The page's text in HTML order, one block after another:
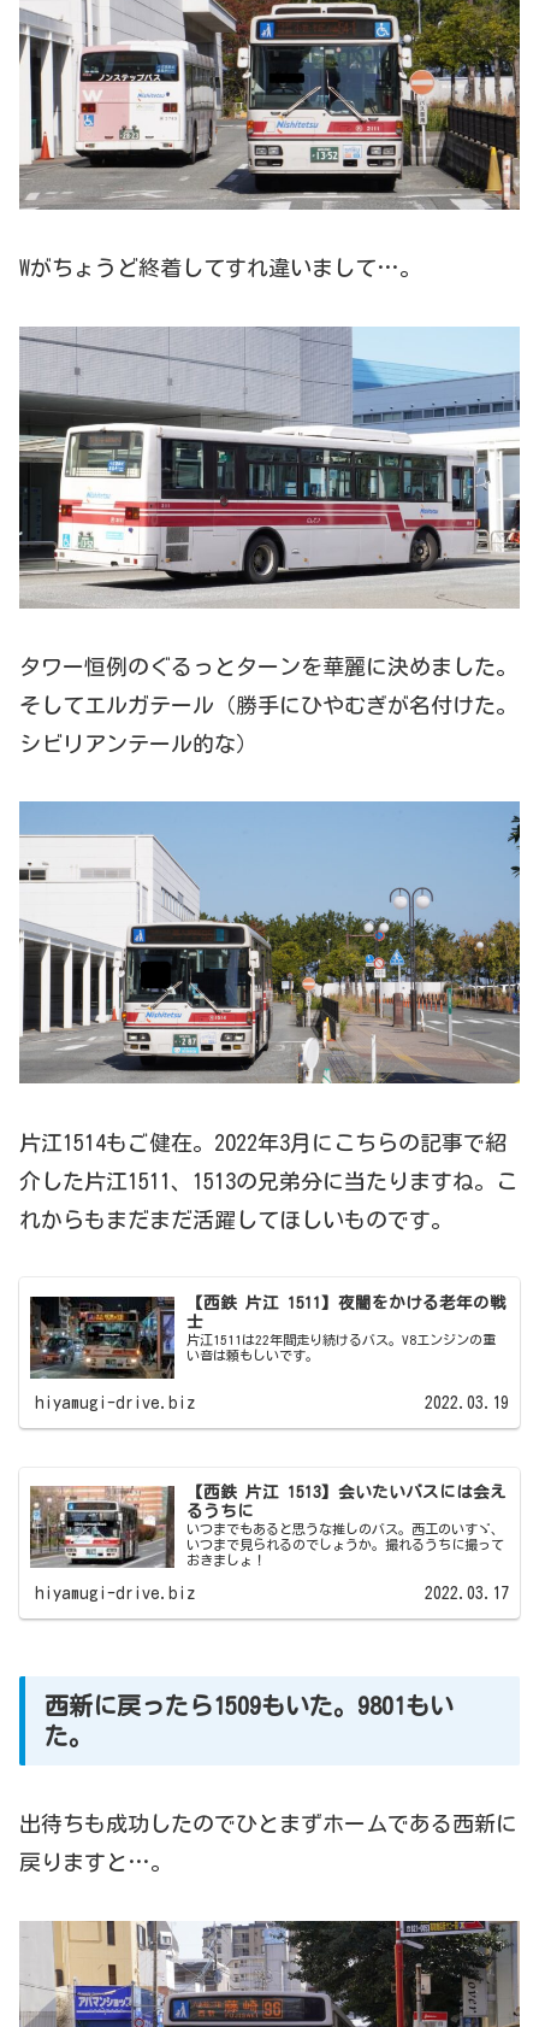
Wがちょうど終着してすれ違いまして…。
タワー恒例のぐるっとターンを華麗に決めました。
そしてエルガテール（勝手にひやむぎが名付けた。
シビリアンテール的な）
片江1514もご健在。2022年3月にこちらの記事で紹
介した片江1511、1513の兄弟分に当たりますね。こ
れからもまだまだ活躍してほしいものです。
【西鉄 片江 1511】夜闇をかける老年の戦
士
片江1511は22年間走り続けるバス。V8エンジンの重
い音は頼もしいです。
hiyamugi-drive.biz 2022.03.19
【西鉄 片江 1513】会いたいバスには会え
るうちに
いつまでもあると思うな推しのバス。西工のいすゞ、
いつまで見られるのでしょうか。撮れるうちに撮って
おきましょ！
hiyamugi-drive.biz 2022.03.17
西新に戻ったら1509もいた。9801もい
た。
出待ちも成功したのでひとまずホームである西新に
戻りますと…。